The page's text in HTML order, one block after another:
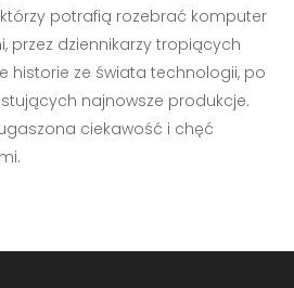
potrafią rozebrać komputer
przez dziennikarzy tropiących
historie ze świata technologii, po
najnowsze produkcje.
ciekawość i chęć